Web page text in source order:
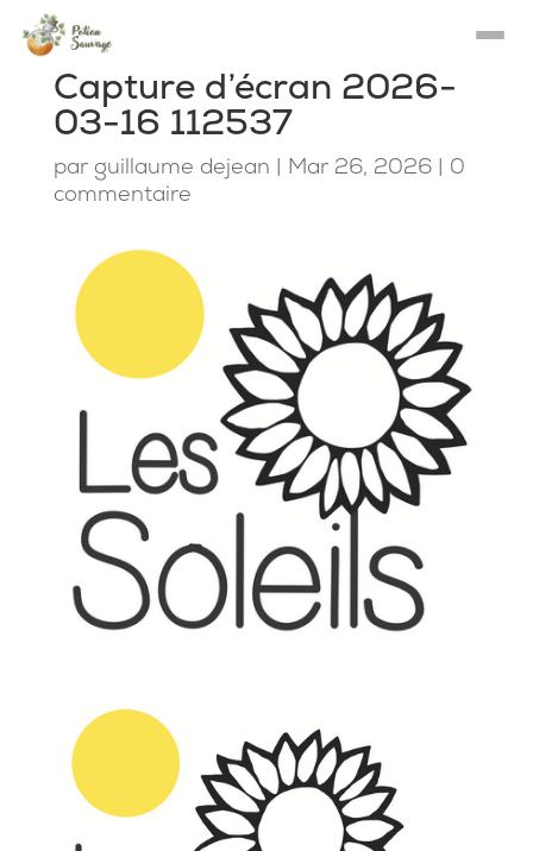
Capture d’écran 2026-
03-16 112537
par guillaume dejean | Mar 26, 2026| 0
commentaire